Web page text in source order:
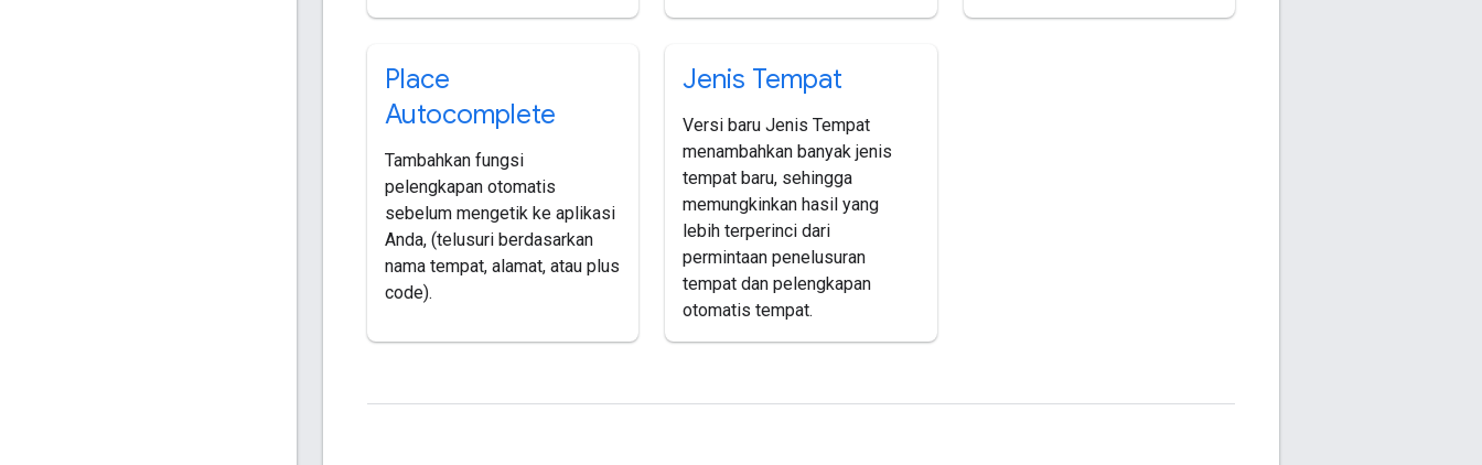
Place
Autocomplete
Tambahkan fungsi
pelengkapan otomatis
sebelum mengetik ke aplikasi
Anda, (telusuri berdasarkan
nama tempat, alamat, atau plus
code).
Jenis Tempat
Versi baru Jenis Tempat
menambahkan banyak jenis
tempat baru, sehingga
memungkinkan hasil yang
lebih terperinci dari
permintaan penelusuran
tempat dan pelengkapan
otomatis tempat.